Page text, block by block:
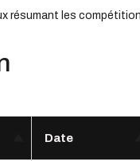
résumant les
Date